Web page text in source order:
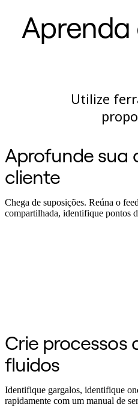
Workshops de
Planejamento e
Pequenas
Indústria
Varejo
Gestão de
Design e UX
Design de
Transformação
Recursos
Aprendizagem
Academy
Webinars
Aprenda
Utilize
Aprofunde sua
cliente
Chega de suposições. Reúna o
compartilhada, identifique pontos
Crie processos
fluidos
Identifique gargalos, identifique
rapidamente com um manual de